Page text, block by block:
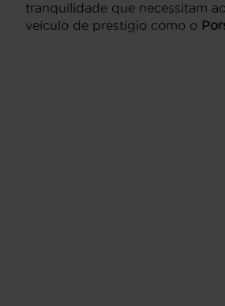
tranquilidade que necessitam
veículo de prestígio como o